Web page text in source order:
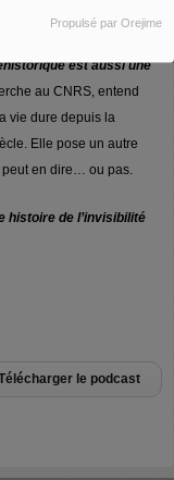
Propulsé par Orejime
?
est aussi une
au CNRS, entend
vie dure depuis la
Elle pose un autre
en dire… ou pas.
histoire de l’invisibilité
le podcast